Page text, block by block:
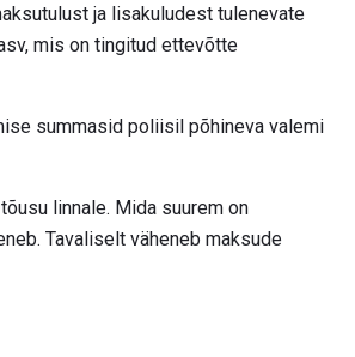
ja lisakuludest tulenevate
mis on tingitud ettevõtte
summasid poliisil põhineva valemi
linnale. Mida suurem on
Tavaliselt väheneb maksude